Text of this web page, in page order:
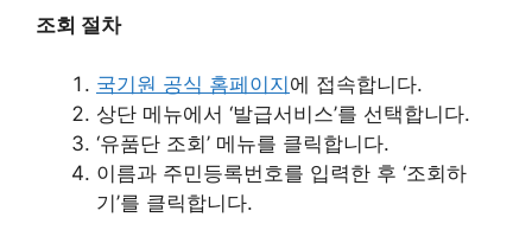
조회 절차
국기원 공식 홈페이지 에 접속합니다.
상단 메뉴에서 ‘발급서비스’를 선택합니다.
‘유품단 조회’ 메뉴를 클릭합니다.
이름과 주민등록번호를 입력한 후 ‘조회하
기’를 클릭합니다.